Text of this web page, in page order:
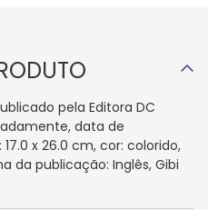
pela Editora DC
data de
x 26.0 cm, cor: colorido,
da publicação: Inglês, Gibi